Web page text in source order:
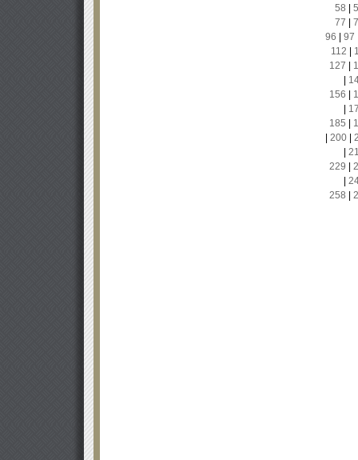
58
77
96
97
112
127
156
185
200|
229
258